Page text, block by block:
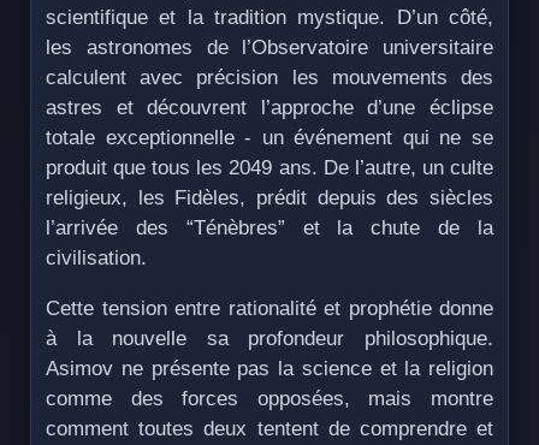
scientifique et la tradition mystique. D’un côté,
les astronomes de l’Observatoire universitaire
calculent avec précision les mouvements des
astres et découvrent l’approche d’une éclipse
totale exceptionnelle - un événement qui ne se
produit que tous les 2049 ans. De l’autre, un culte
religieux, les Fidèles, prédit depuis des siècles
l’arrivée des “Ténèbres” et la chute de la
civilisation.
Cette tension entre rationalité et prophétie donne
à la nouvelle sa profondeur philosophique.
Asimov ne présente pas la science et la religion
comme des forces opposées, mais montre
comment toutes deux tentent de comprendre et